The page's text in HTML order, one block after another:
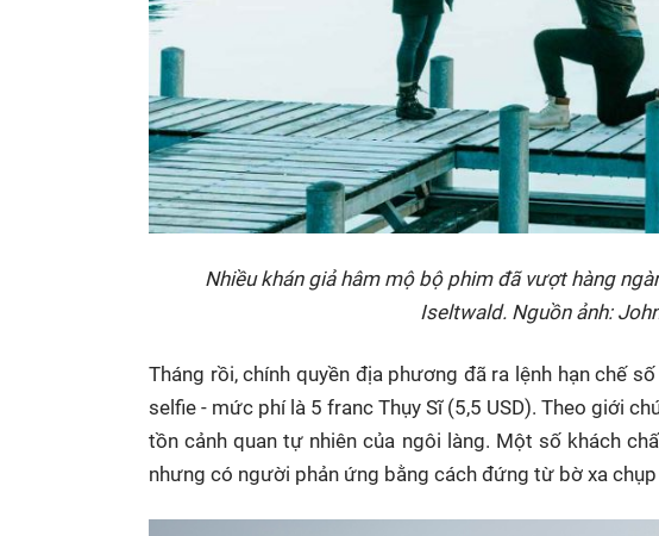
Nhiều khán giả hâm mộ bộ phim đã vượt hàng
Iseltwald. Nguồn ảnh:
Tháng rồi, chính quyền địa phương đã ra lệnh hạn chế
selfie - mức phí là 5 franc Thụy Sĩ (5,5 USD). Theo giới
tồn cảnh quan tự nhiên của ngôi làng. Một số khách
nhưng có người phản ứng bằng cách đứng từ bờ xa chụp